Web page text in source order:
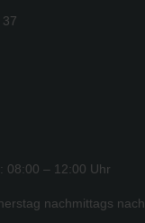
08:00 – 12:00 Uhr
nachmittags nach